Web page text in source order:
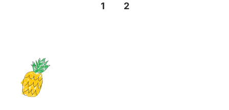
1
ページ目
2
ページ目